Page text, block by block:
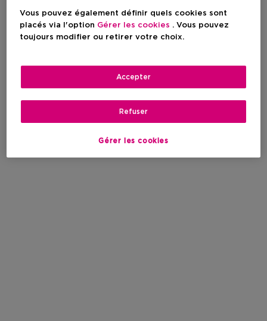
Vous pouvez également définir quels cookies sont
placés via l'option Gérer les cookies . Vous pouvez
toujours modifier ou retirer votre choix.
Gérer les cookies
Refuser
Accepter